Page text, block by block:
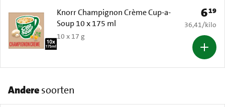
Knorr Champignon Crème Cup-a-
Soup 10 x 175 ml
10 x 17 g
Prijs:
619
€ 36,41 per
36,41/kilo
Anderesoorten